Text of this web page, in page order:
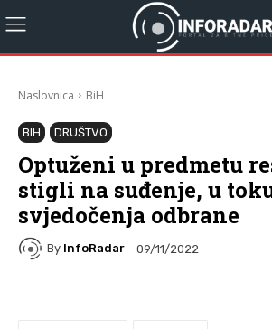
Naslovnica BiH
BIH DRUŠTVO
Optuženi u predmetu
stigli na suđenje, u
svjedočenja odbrane
By InfoRadar 09/11/2022